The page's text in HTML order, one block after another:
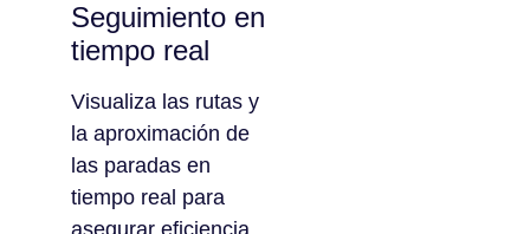
Seguimiento en
tiempo real
Visualiza las rutas y
la aproximación de
las paradas en
tiempo real para